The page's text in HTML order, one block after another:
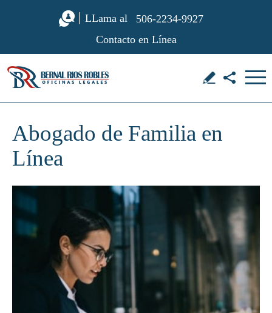
Contacto en Línea
506-2234-9927
LLama al
Abogado de Familia en
Línea